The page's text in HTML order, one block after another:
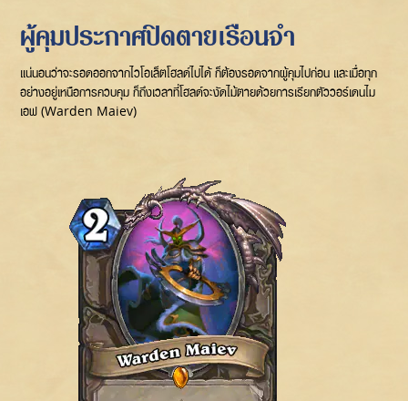
ผู้คุมประกาศปิดตายเรือนจำ
แน่นอนว่าจะรอดออกจากไวโอเล็ตโฮลด์ไปได้ ก็ต้องรอดจากผู้คุมไปก่อน และเมื่อทุก
อย่างอยู่เหนือการควบคุม ก็ถึงเวลาที่โฮลด์จะงัดไม้ตายด้วยการเรียกตัววอร์เดนไม
เอฟ (Warden Maiev)